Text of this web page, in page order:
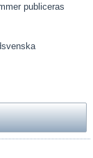
publiceras